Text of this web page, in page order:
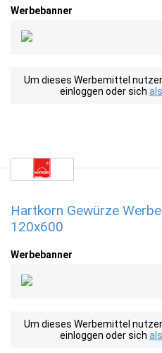
Werbebanner
Um dieses Werbemittel
einloggen oder sich
Hartkorn Gewürze
120x600
Werbebanner
Um dieses Werbemittel
einloggen oder sich